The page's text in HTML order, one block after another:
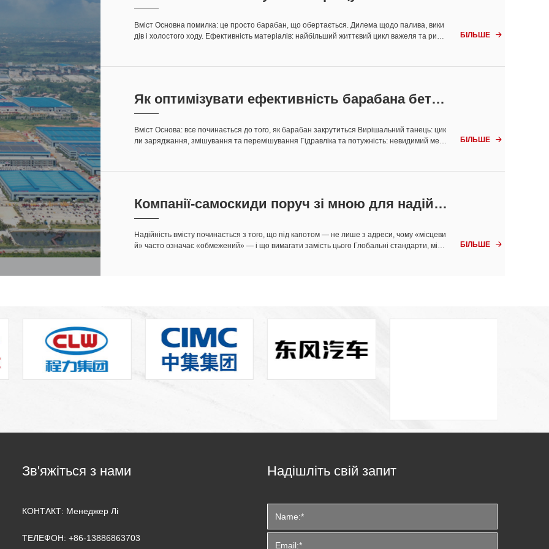
ь...<
Вміст Основна помилка: це просто барабан, що обертається. Дилема щодо палива, вики
дів і холостого ходу. Ефективність матеріалів: найбільший життєвий цикл важеля та рино
БІЛЬШЕ 
Як оптимізувати ефективність барабана бетон
омішалки...<
Вміст Основа: все починається до того, як барабан закрутиться Вирішальний танець: цик
ли заряджання, змішування та перемішування Гідравліка та потужність: невидимий меха
БІЛЬШЕ 
Компанії-самоскиди поруч зі мною для надійн
их місцевих...<
Надійність вмісту починається з того, що під капотом — не лише з адреси, чому «місцеви
й» часто означає «обмежений» — і що вимагати замість цього Глобальні стандарти, місц
БІЛЬШЕ 
Зв'яжіться з нами
КОНТАКТ: Менеджер Лі
ТЕЛЕФОН: +86-13886863703
Надішліть свій запит